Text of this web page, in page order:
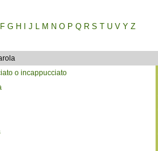
F G H J L M N O P Q R S T U V Y Z
o incappucciato